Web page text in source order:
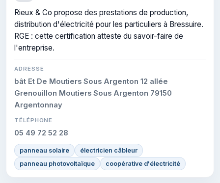
Rieux & Co propose des prestations de production,
distribution d'électricité pour les particuliers à Bressuire.
RGE : cette certification atteste du savoir-faire de
l'entreprise.
ADRESSE
bât Et De Moutiers Sous Argenton 12 allée
Grenouillon Moutiers Sous Argenton 79150
Argentonnay
TÉLÉPHONE
05 49 72 52 28
panneau solaire
électricien câbleur
panneau photovoltaïque
coopérative d'électricité